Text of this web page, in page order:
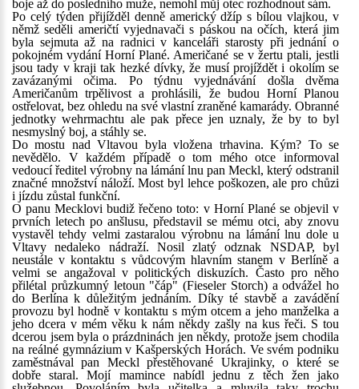
boje až do posledního muže, nemohl můj otec rozhodnout sám.
Po celý týden přijížděl denně americký džíp s bílou vlajkou, v
němž seděli američtí vyjednavači s páskou na očích, která jim
byla sejmuta až na radnici v kanceláři starosty při jednání o
pokojném vydání Horní Plané. Američané se v žertu ptali, jestli
jsou tady v kraji tak hezké dívky, že musí projíždět i okolím se
zavázanými očima. Po týdnu vyjednávání došla dvěma
Američanům trpělivost a prohlásili, že budou Horní Planou
ostřelovat, bez ohledu na své vlastní zraněné kamarády. Obranné
jednotky wehrmachtu ale pak přece jen uznaly, že by to byl
nesmyslný boj, a stáhly se.
Do mostu nad Vltavou byla vložena trhavina. Kým? To se
nevědělo. V každém případě o tom mého otce informoval
vedoucí ředitel výrobny na lámání lnu pan Meckl, který odstranil
značné množství náloží. Most byl lehce poškozen, ale pro chůzi
i jízdu zůstal funkční.
O panu Mecklovi budiž řečeno toto: v Horní Plané se objevil v
prvních letech po anšlusu, představil se mému otci, aby znovu
vystavěl tehdy velmi zastaralou výrobnu na lámání lnu dole u
Vltavy nedaleko nádraží. Nosil zlatý odznak NSDAP, byl
neustále v kontaktu s vůdcovým hlavním stanem v Berlíně a
velmi se angažoval v politických diskuzích. Často pro něho
přilétal průzkumný letoun "čáp" (Fieseler Storch) a odvážel ho
do Berlína k důležitým jednáním. Díky té stavbě a zavádění
provozu byl hodně v kontaktu s mým otcem a jeho manželka a
jeho dcera v mém věku k nám někdy zašly na kus řeči. S tou
dcerou jsem byla o prázdninách jen někdy, protože jsem chodila
na reálné gymnázium v Kašperských Horách. Ve svém podniku
zaměstnával pan Meckl přestěhované Ukrajinky, o které se
dobře staral. Mojí mamince nabídl jednu z těch žen jako